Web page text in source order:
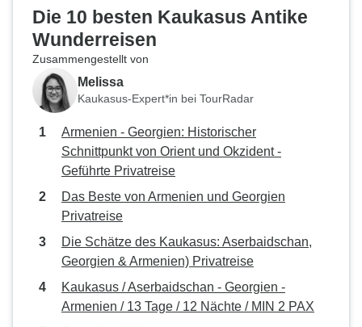
Die 10 besten Kaukasus Antike
Wunderreisen
Zusammengestellt von
Melissa
Kaukasus-Expert*in bei TourRadar
Armenien - Georgien: Historischer
Schnittpunkt von Orient und Okzident -
Geführte Privatreise
Das Beste von Armenien und Georgien
Privatreise
Die Schätze des Kaukasus: Aserbaidschan,
Georgien & Armenien) Privatreise
Kaukasus / Aserbaidschan - Georgien -
Armenien / 13 Tage / 12 Nächte / MIN 2 PAX